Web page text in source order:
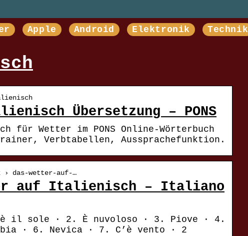
Apple Android Elektronik Technik
Übersetzung – PONS
für Wetter im PONS Online-Wörterbuch
Verbtabellen, Aussprachefunktion.
das-wetter-auf-…
auf Italienisch – Italiano
il sole · 2. È nuvoloso · 3. Piove · 4.
· 6. Nevica · 7. C’è vento · 2